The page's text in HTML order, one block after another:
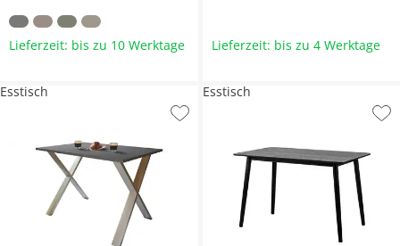
Lieferzeit: bis zu 10 Werktage Lieferzeit: bis zu 4 Werktage
Esstisch Esstisch